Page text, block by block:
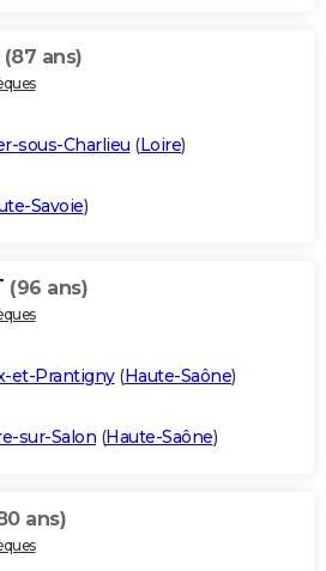
(87 ans)
sous-Charlieu (Loire)
Savoie)
(96 ans)
et-Prantigny(Haute-Saône)
sur-Salon (Haute-Saône)
ans)